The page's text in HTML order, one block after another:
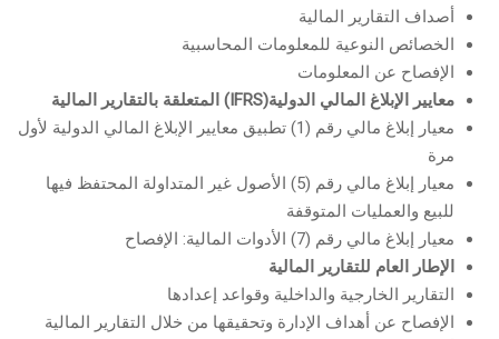
أصداف التقارير المالية
الخصائص النوعية للمعلومات المحاسبية
الإفصاح عن المعلومات
معايير الإبلاغ المالي الدولية(IFRS)
المتعلقة بالتقارير المالية
معيار إبلاغ مالي رقم (1) تطبيق معايير الإبلاغ المالي الدولية لأول
مرة
معيار إبلاغ مالي رقم (5) الأصول غير المتداولة المحتفظ فيها
للبيع والعمليات المتوقفة
معيار إبلاغ مالي رقم (7) الأدوات المالية: الإفصاح
الإطار العام للتقارير المالية
التقارير الخارجية والداخلية وقواعد إعدادها
الإفصاح عن أهداف الإدارة وتحقيقها من خلال التقارير المالية